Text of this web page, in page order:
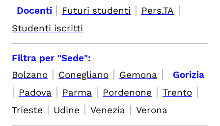
Docenti | Futuri studenti | Pers.TA |
Studenti iscritti
Filtra per "Sede":
Bolzano | Conegliano | Gemona | Gorizia
| Padova | Parma | Pordenone | Trento |
Trieste | Udine | Venezia | Verona